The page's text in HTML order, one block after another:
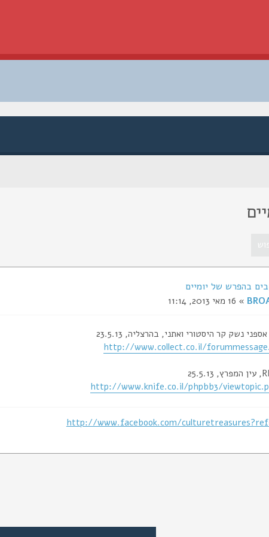
בהפרש של יומיים
» 16 מאי 2013, 11:14
http://www.collect.co.il/
http://www.knife.co.il/phpbb3/
http://www.facebook.com/